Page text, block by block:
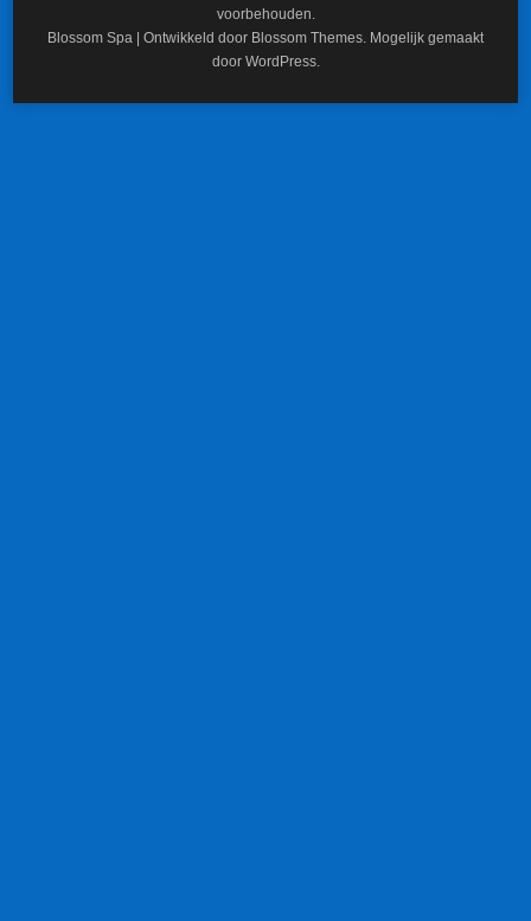
voorbehouden.
Blossom Spa | Ontwikkeld door Blossom Themes . Mogelijk gemaakt
door WordPress.